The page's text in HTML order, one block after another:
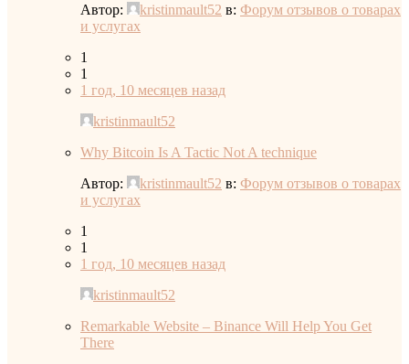
Автор:
kristinmault52 в: Форум отзывов о товарах
и услугах
1
1
1 год, 10 месяцев назад
kristinmault52
Why Bitcoin Is A Tactic Not A technique
Автор:
kristinmault52 в: Форум отзывов о товарах
и услугах
1
1
1 год, 10 месяцев назад
kristinmault52
Remarkable Website – Binance Will Help You Get
There